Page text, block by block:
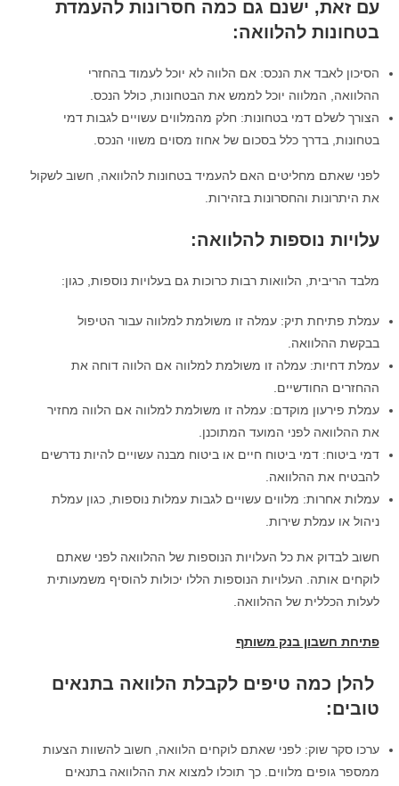
עם זאת, ישנם גם כמה חסרונות להעמדת
בטחונות להלוואה:
הסיכון לאבד את הנכס: אם הלווה לא יוכל לעמוד בהחזרי
ההלוואה, המלווה יוכל לממש את הבטחונות, כולל הנכס.
הצורך לשלם דמי בטחונות: חלק מהמלווים עשויים לגבות דמי
בטחונות, בדרך כלל בסכום של אחוז מסוים משווי הנכס.
לפני שאתם מחליטים האם להעמיד בטחונות להלוואה, חשוב לשקול
את היתרונות והחסרונות בזהירות.
עלויות נוספות להלוואה:
מלבד הריבית, הלוואות רבות כרוכות גם בעלויות נוספות, כגון:
עמלת פתיחת תיק: עמלה זו משולמת למלווה עבור הטיפול
בבקשת ההלוואה.
עמלת דחיות: עמלה זו משולמת למלווה אם הלווה דוחה את
ההחזרים החודשיים.
עמלת פירעון מוקדם: עמלה זו משולמת למלווה אם הלווה מחזיר
את ההלוואה לפני המועד המתוכנן.
דמי ביטוח: דמי ביטוח חיים או ביטוח מבנה עשויים להיות נדרשים
להבטיח את ההלוואה.
עמלות אחרות: מלווים עשויים לגבות עמלות נוספות, כגון עמלת
ניהול או עמלת שירות.
חשוב לבדוק את כל העלויות הנוספות של ההלוואה לפני שאתם
לוקחים אותה. העלויות הנוספות הללו יכולות להוסיף משמעותית
לעלות הכללית של ההלוואה.
פתיחת חשבון בנק משותף
להלן כמה טיפים לקבלת הלוואה בתנאים
טובים:
ערכו סקר שוק: לפני שאתם לוקחים הלוואה, חשוב להשוות הצעות
ממספר גופים מלווים. כך תוכלו למצוא את ההלוואה בתנאים